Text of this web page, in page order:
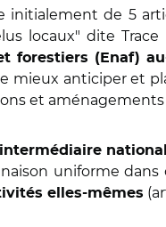
Facebook
initialement de 5
locaux" dite
forestiers (Enaf)
mieux anticiper et
et aménagements
intermédiaire
uniforme
elles-mêmes